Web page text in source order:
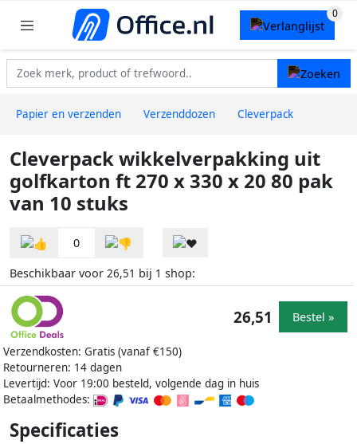
Papier en verzenden Verzenddozen Cleverpack
Cleverpack wikkelverpakking uit
golfkarton ft 270 x 330 x 20 80 pak
van 10 stuks
0
Beschikbaar voor 26,51 bij 1 shop:
Verzendkosten: Gratis (vanaf €150)
Retourneren: 14 dagen
Levertijd: Voor 19:00 besteld, volgende dag in huis
Betaalmethodes:
26,51 Bestel »
Specificaties